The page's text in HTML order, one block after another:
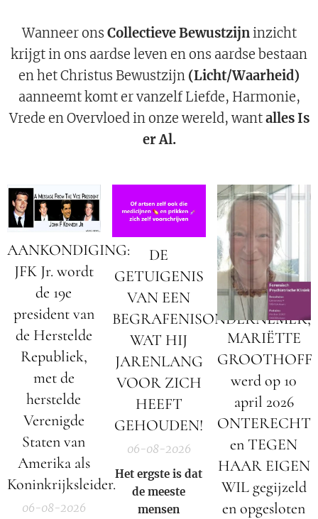
Wanneer ons Collectieve Bewustzijninzicht
krijgt in ons aardse leven en ons aardse bestaan
en het Christus Bewustzijn (Licht/Waarheid)
aanneemt komt er vanzelf Liefde, Harmonie,
Vrede en Overvloed in onze wereld, wantalles Is
er Al.
AANKONDIGING:
JFK Jr. wordt
de 19e
president van
de Herstelde
Republiek,
met de
herstelde
Verenigde
Staten van
Amerika als
Koninkrijksleider.
06-08-2026
DE
GETUIGENIS
VAN EEN
BEGRAFENISONDERNEMER;
WAT HIJ
JARENLANG
VOOR ZICH
HEEFT
GEHOUDEN!
06-08-2026
Het ergste is dat
de meeste
mensen
MARIËTTE
GROOTHOFF
werd op 10
april 2026
ONTERECHT
en TEGEN
HAAR EIGEN
WIL gegijzeld
en opgesloten